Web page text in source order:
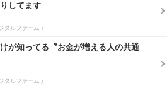
してます
タルファーム )
けが知ってる〝お金が増える人の共通
タルファーム )